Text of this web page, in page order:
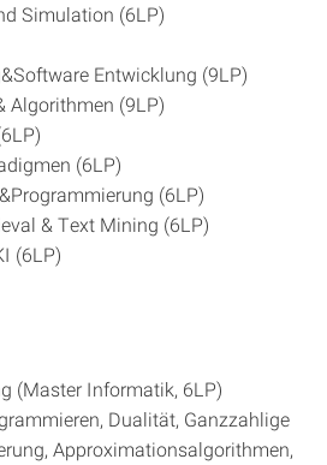
Simulation (6LP)
Entwicklung (9LP)
Algorithmen (9LP)
(6LP)
(6LP)
& Text Mining (6LP)
(6LP)
(Master Informatik, 6LP)
Dualität, Ganzzahlige
Approximationsalgorithmen,